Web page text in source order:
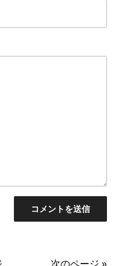
次のページ »